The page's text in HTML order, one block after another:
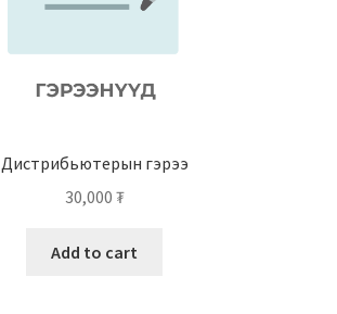
Дистрибьютерын гэрээ
30,000 ₮
Add to cart